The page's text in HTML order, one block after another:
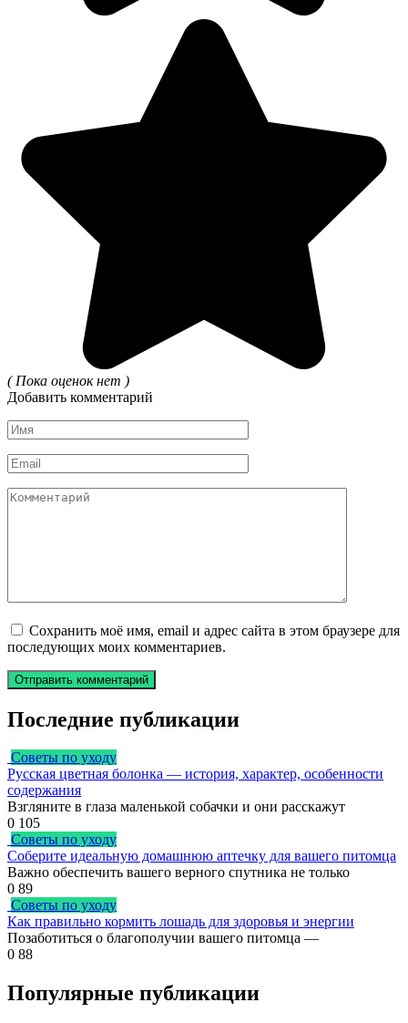
( Пока оценок нет )
Добавить комментарий
Имя
*
Email
*
Комментарий
Сохранить моё имя, email и адрес сайта в этом браузере для
последующих моих комментариев.
Последние публикации
Советы по уходу
Русская цветная болонка — история, характер, особенности
содержания
Взгляните в глаза маленькой собачки и они расскажут
0 105
Советы по уходу
Соберите идеальную домашнюю аптечку для вашего питомца
Важно обеспечить вашего верного спутника не только
0 89
Советы по уходу
Как правильно кормить лошадь для здоровья и энергии
Позаботиться о благополучии вашего питомца —
0 88
Популярные публикации